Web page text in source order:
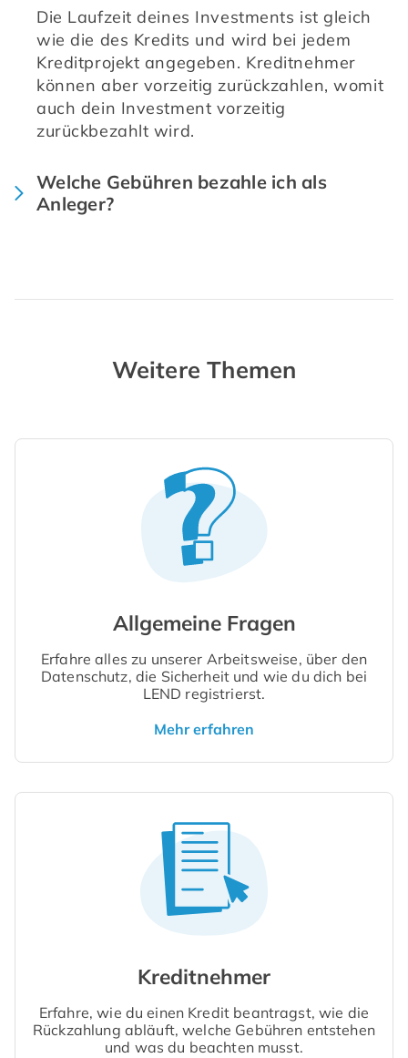
Die Laufzeit deines Investments ist gleich
wie die des Kredits und wird bei jedem
Kreditprojekt angegeben. Kreditnehmer
können aber vorzeitig zurückzahlen, womit
auch dein Investment vorzeitig
zurückbezahlt wird.
Welche Gebühren bezahle ich als
Anleger?
Weitere Themen
Allgemeine Fragen
Erfahre alles zu unserer Arbeitsweise, über den
Datenschutz, die Sicherheit und wie du dich bei
LEND registrierst.
Mehr erfahren
Kreditnehmer
Erfahre, wie du einen Kredit beantragst, wie die
Rückzahlung abläuft, welche Gebühren entstehen
und was du beachten musst.